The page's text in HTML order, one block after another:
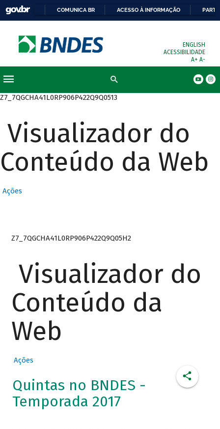
COMUNICA BR ACESSO À INFORMAÇÃO
ENGLISH
ACESSIBILIDADE
A+ A-
Z7_7QGCHA41L0RP906P422Q9Q0513
Visualizador do
Conteúdo da Web
Ações
Z7_7QGCHA41L0RP906P422Q9Q05H2
Visualizador do
Conteúdo da
Web
Ações
Quintas no BNDES -
Temporada 2017